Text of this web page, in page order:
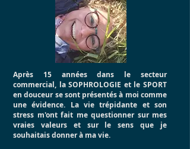
Après 15 années dans le secteur
commercial, la SOPHROLOGIE et le SPORT
en douceur se sont présentés à moi comme
une évidence. La vie trépidante et son
stress m'ont fait me questionner sur mes
vraies valeurs et sur le sens que je
souhaitais donner à ma vie.